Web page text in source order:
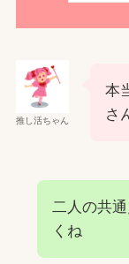
推し活ちゃん
本
さ
二人の共
くね